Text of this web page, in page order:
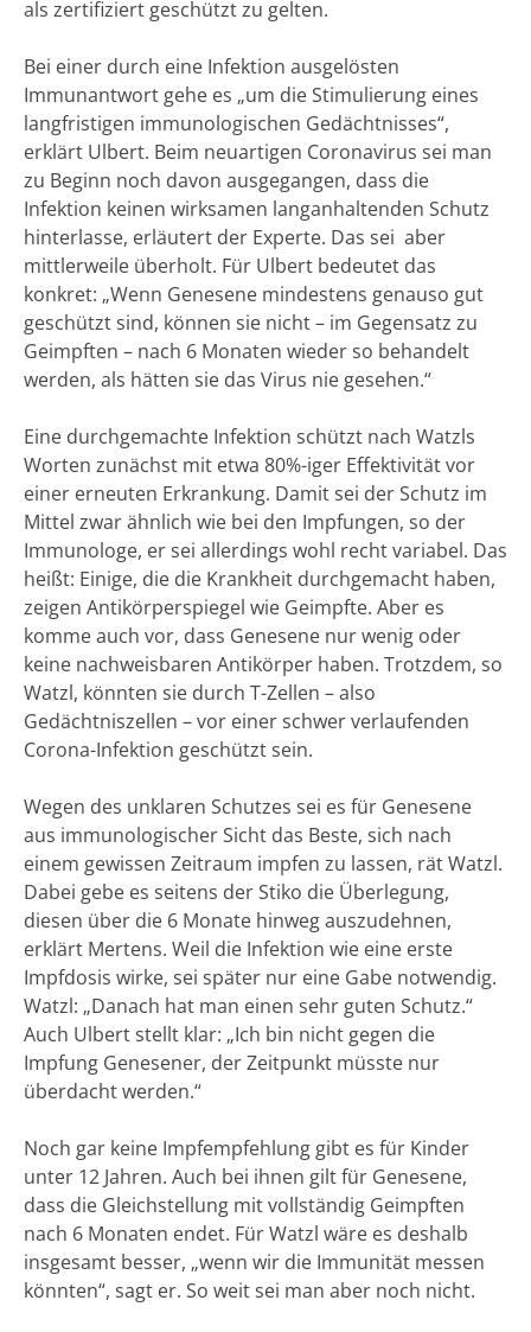
als zertifiziert geschützt zu gelten.
Bei einer durch eine Infektion ausgelösten
Immunantwort gehe es „um die Stimulierung eines
langfristigen immunologischen Gedächtnisses“,
erklärt Ulbert. Beim neuartigen Coronavirus sei man
zu Beginn noch davon ausgegangen, dass die
Infektion keinen wirksamen langanhaltenden Schutz
hinterlasse, erläutert der Experte. Das sei aber
mittlerweile überholt. Für Ulbert bedeutet das
konkret: „Wenn Genesene mindestens genauso gut
geschützt sind, können sie nicht – im Gegensatz zu
Geimpften – nach 6 Monaten wieder so behandelt
werden, als hätten sie das Virus nie gesehen.“
Eine durchgemachte Infektion schützt nach Watzls
Worten zunächst mit etwa 80%-iger Effektivität vor
einer erneuten Erkrankung. Damit sei der Schutz im
Mittel zwar ähnlich wie bei den Impfungen, so der
Immunologe, er sei allerdings wohl recht variabel. Das
heißt: Einige, die die Krankheit durchgemacht haben,
zeigen Antikörperspiegel wie Geimpfte. Aber es
komme auch vor, dass Genesene nur wenig oder
keine nachweisbaren Antikörper haben. Trotzdem, so
Watzl, könnten sie durch T-Zellen – also
Gedächtniszellen – vor einer schwer verlaufenden
Corona-Infektion geschützt sein.
Wegen des unklaren Schutzes sei es für Genesene
aus immunologischer Sicht das Beste, sich nach
einem gewissen Zeitraum impfen zu lassen, rät Watzl.
Dabei gebe es seitens der Stiko die Überlegung,
diesen über die 6 Monate hinweg auszudehnen,
erklärt Mertens. Weil die Infektion wie eine erste
Impfdosis wirke, sei später nur eine Gabe notwendig.
Watzl: „Danach hat man einen sehr guten Schutz.“
Auch Ulbert stellt klar: „Ich bin nicht gegen die
Impfung Genesener, der Zeitpunkt müsste nur
überdacht werden.“
Noch gar keine Impfempfehlung gibt es für Kinder
unter 12 Jahren. Auch bei ihnen gilt für Genesene,
dass die Gleichstellung mit vollständig Geimpften
nach 6 Monaten endet. Für Watzl wäre es deshalb
insgesamt besser, „wenn wir die Immunität messen
könnten“, sagt er. So weit sei man aber noch nicht.